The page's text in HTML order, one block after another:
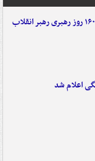
اعلام شد